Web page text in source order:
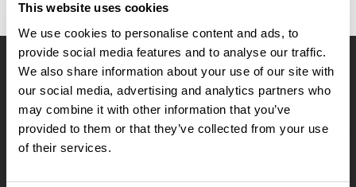
This website uses cookies
We use cookies to personalise content and ads, to
provide social media features and to analyse our traffic.
We also share information about your use of our site with
our social media, advertising and analytics partners who
may combine it with other information that you’ve
provided to them or that they’ve collected from your use
of their services.
OpenRunner
Equipo
Empleo
A proposito